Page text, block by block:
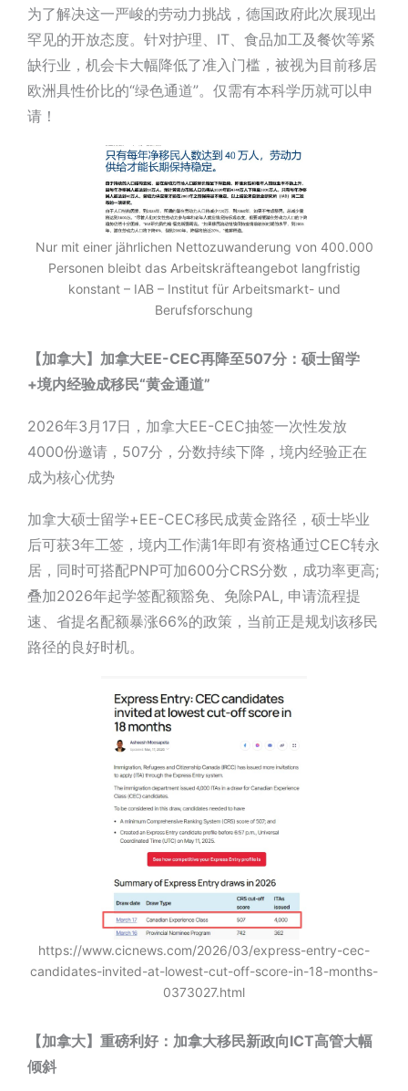
为了解决这一严峻的劳动力挑战，德国政府此次展现出
罕见的开放态度。针对护理、IT、食品加工及餐饮等紧
缺行业，机会卡大幅降低了准入门槛，被视为目前移居
欧洲具性价比的“绿色通道”。仅需有本科学历就可以申
请！
Nur mit einer jährlichen Nettozuwanderung von 400.000
Personen bleibt das Arbeitskräfteangebot langfristig
konstant – IAB – Institut für Arbeitsmarkt- und
Berufsforschung
【加拿大】加拿大EE-CEC再降至507分：硕士留学
+境内经验成移民“黄金通道”
2026年3月17日，加拿大EE-CEC抽签一次性发放
4000份邀请，507分，分数持续下降，境内经验正在
成为核心优势
加拿大硕士留学+EE-CEC移民成黄金路径，硕士毕业
后可获3年工签，境内工作满1年即有资格通过CEC转永
居，同时可搭配PNP可加600分CRS分数，成功率更高;
叠加2026年起学签配额豁免、免除PAL, 申请流程提
速、省提名配额暴涨66%的政策，当前正是规划该移民
路径的良好时机。
https://www.cicnews.com/2026/03/express-entry-cec-
candidates-invited-at-lowest-cut-off-score-in-18-months-
0373027.html
【加拿大】重磅利好：加拿大移民新政向ICT高管大幅
倾斜